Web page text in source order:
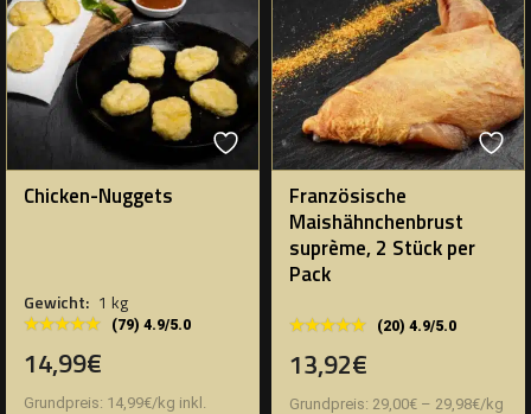
Chicken-Nuggets
Gewicht: 1 kg
★★★★★
★★★★★ (79) 4.9/5.0
14,99€
Grundpreis: 14,99€/kg inkl.
Französische
Maishähnchenbrust
suprème, 2 Stück per
Pack
★★★★★
★★★★★ (20) 4.9/5.0
13,92€
Grundpreis: 29,00€ – 29,98€/kg